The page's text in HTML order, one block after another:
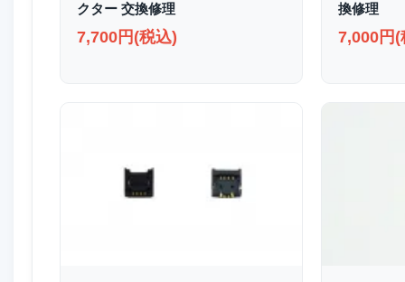
クター 交換修理
7,700円(税込)
換修理
7,000円(